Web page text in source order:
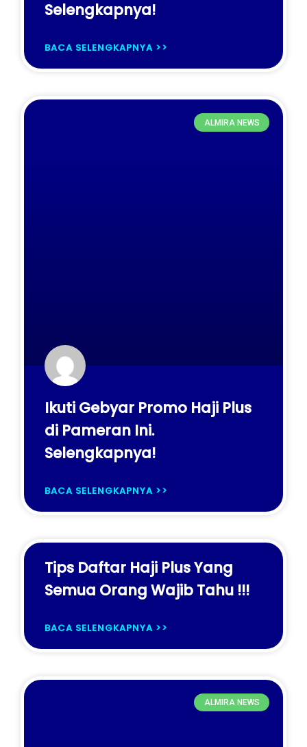
Selengkapnya!
BACA SELENGKAPNYA >>
ALMIRA NEWS
Ikuti Gebyar Promo Haji Plus
di Pameran Ini.
Selengkapnya!
BACA SELENGKAPNYA >>
Tips Daftar Haji Plus Yang
Semua Orang Wajib Tahu !!!
BACA SELENGKAPNYA >>
ALMIRA NEWS